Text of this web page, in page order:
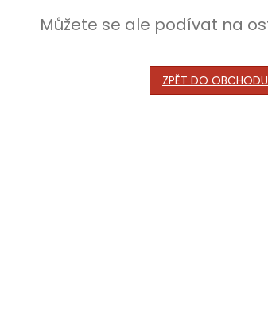
Můžete se ale podívat na
ZPĚT DO OBCHODU